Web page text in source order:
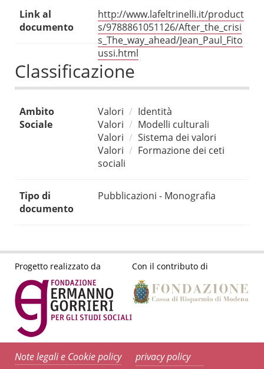
Link al
documento
http://www.lafeltrinelli.it/product
s/9788861051126/After_the_crisi
s_The_way_ahead/Jean_Paul_Fito
ussi.html
Classificazione
Ambito
Sociale
Valori
Identità
Valori
Modelli culturali
Valori
Sistema dei valori
Valori
Formazione dei ceti
sociali
Tipo di
documento
Pubblicazioni - Monografia
Progetto realizzato da Con il contributo di
Note legali e Cookie policy privacy policy